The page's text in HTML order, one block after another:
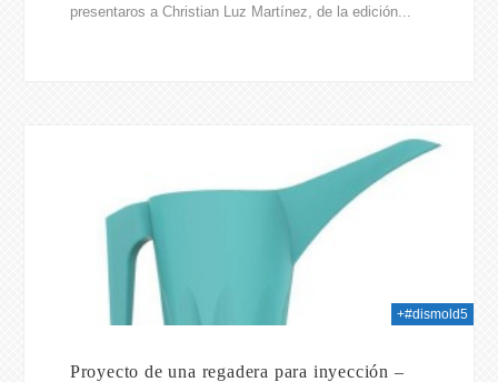
presentaros a Christian Luz Martínez, de la edición...
+#dismold5
Proyecto de una regadera para inyección –